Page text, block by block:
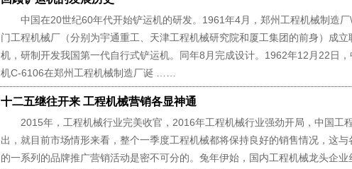
中国在20世纪60年代开始铲运机的研发。1961年4月，郑州工程机械制造厂
门工程机械厂（分别为宇通重工、天津工程机械研究院和厦工集团的前身）成
机，研制开发我国第一代自行式铲运机。同年8月完成设计。1962年12月22日
机C-6106在郑州工程机械制造厂诞 ……
十二五继往开来 工程机械营销各显神通
2015年，工程机械行业完美收官，2016年工程机械行业强劲开局，中国工
出，就目前市场情形来看，整个一季度工程机械都将保持良好的销售情况，这
的一系列的品牌推广营销活动是密不可分的。兔年伊始，国内工程机械龙头企